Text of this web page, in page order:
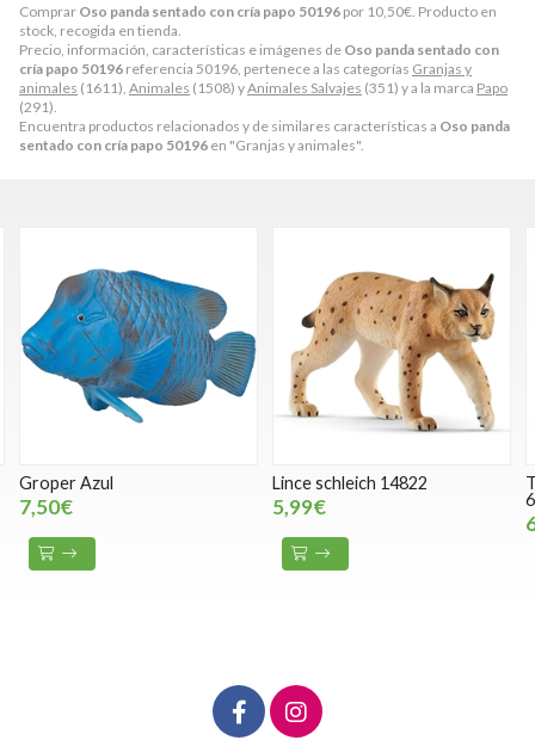
Comprar Oso panda sentado con cría papo 50196 por 10,50€ . Producto en
stock, recogida en tienda.
Precio, información, características e imágenes de Oso panda sentado con
cría papo 50196 referencia 50196, pertenece a las categorías Granjas y
animales (1611), Animales (1508) yAnimales Salvajes (351) y a la marca Papo
(291).
Encuentra productos relacionados y de similares características a Oso panda
sentado con cría papo 50196 en "Granjas y animales".
Groper Azul
7,50€
Lince schleich 14822
5,99€